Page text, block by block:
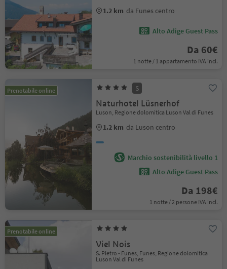
1.2 km da Funes centro
Alto Adige Guest Pass
Da 60€
1 notte / 1 appartamento IVA incl.
Prenotabile online S
Naturhotel Lüsnerhof
Luson, Regione dolomitica Luson Val di Funes
1.2 km da Luson centro
Marchio sostenibilità livello 1
Alto Adige Guest Pass
Da 198€
1 notte / 2 persone IVA incl.
Prenotabile online
Viel Nois
S. Pietro - Funes, Funes, Regione dolomitica
Luson Val di Funes